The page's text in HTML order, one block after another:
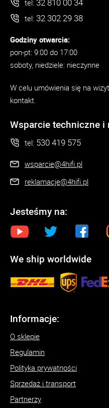
tel:
tel: 32 302 29 38
Godziny otwarcia:
pon-pt: 9:00 do 17:00
soboty, niedziele: nieczynne
W celu umówienia się na
kontakt.
Wsparcie techniczne i
tel: 530 419 575
wsparcie@4hifi.pl
reklamacje@4hifi.pl
Jesteśmy na:
We ship worldwide
Informacje:
O sklepie
Regulamin
Polityka prywatności
Sprzedaż i transport
Partnerzy